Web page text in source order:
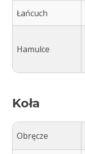
Łańcuch
Hamulce
Koła
Obręcze